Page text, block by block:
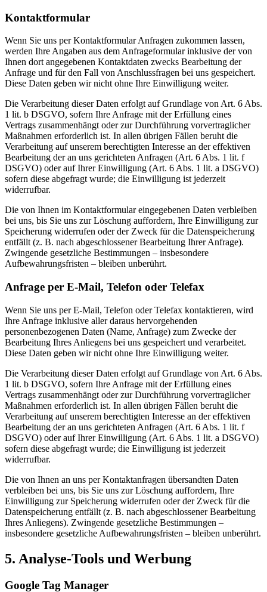
Kontaktformular
Wenn Sie uns per Kontaktformular Anfragen zukommen lassen,
werden Ihre Angaben aus dem Anfrageformular inklusive der von
Ihnen dort angegebenen Kontaktdaten zwecks Bearbeitung der
Anfrage und für den Fall von Anschlussfragen bei uns gespeichert.
Diese Daten geben wir nicht ohne Ihre Einwilligung weiter.
Die Verarbeitung dieser Daten erfolgt auf Grundlage von Art. 6 Abs.
1 lit. b DSGVO, sofern Ihre Anfrage mit der Erfüllung eines
Vertrags zusammenhängt oder zur Durchführung vorvertraglicher
Maßnahmen erforderlich ist. In allen übrigen Fällen beruht die
Verarbeitung auf unserem berechtigten Interesse an der effektiven
Bearbeitung der an uns gerichteten Anfragen (Art. 6 Abs. 1 lit. f
DSGVO) oder auf Ihrer Einwilligung (Art. 6 Abs. 1 lit. a DSGVO)
sofern diese abgefragt wurde; die Einwilligung ist jederzeit
widerrufbar.
Die von Ihnen im Kontaktformular eingegebenen Daten verbleiben
bei uns, bis Sie uns zur Löschung auffordern, Ihre Einwilligung zur
Speicherung widerrufen oder der Zweck für die Datenspeicherung
entfällt (z. B. nach abgeschlossener Bearbeitung Ihrer Anfrage).
Zwingende gesetzliche Bestimmungen – insbesondere
Aufbewahrungsfristen – bleiben unberührt.
Anfrage per E-Mail, Telefon oder Telefax
Wenn Sie uns per E-Mail, Telefon oder Telefax kontaktieren, wird
Ihre Anfrage inklusive aller daraus hervorgehenden
personenbezogenen Daten (Name, Anfrage) zum Zwecke der
Bearbeitung Ihres Anliegens bei uns gespeichert und verarbeitet.
Diese Daten geben wir nicht ohne Ihre Einwilligung weiter.
Die Verarbeitung dieser Daten erfolgt auf Grundlage von Art. 6 Abs.
1 lit. b DSGVO, sofern Ihre Anfrage mit der Erfüllung eines
Vertrags zusammenhängt oder zur Durchführung vorvertraglicher
Maßnahmen erforderlich ist. In allen übrigen Fällen beruht die
Verarbeitung auf unserem berechtigten Interesse an der effektiven
Bearbeitung der an uns gerichteten Anfragen (Art. 6 Abs. 1 lit. f
DSGVO) oder auf Ihrer Einwilligung (Art. 6 Abs. 1 lit. a DSGVO)
sofern diese abgefragt wurde; die Einwilligung ist jederzeit
widerrufbar.
Die von Ihnen an uns per Kontaktanfragen übersandten Daten
verbleiben bei uns, bis Sie uns zur Löschung auffordern, Ihre
Einwilligung zur Speicherung widerrufen oder der Zweck für die
Datenspeicherung entfällt (z. B. nach abgeschlossener Bearbeitung
Ihres Anliegens). Zwingende gesetzliche Bestimmungen –
insbesondere gesetzliche Aufbewahrungsfristen – bleiben unberührt.
5. Analyse-Tools und Werbung
Google Tag Manager